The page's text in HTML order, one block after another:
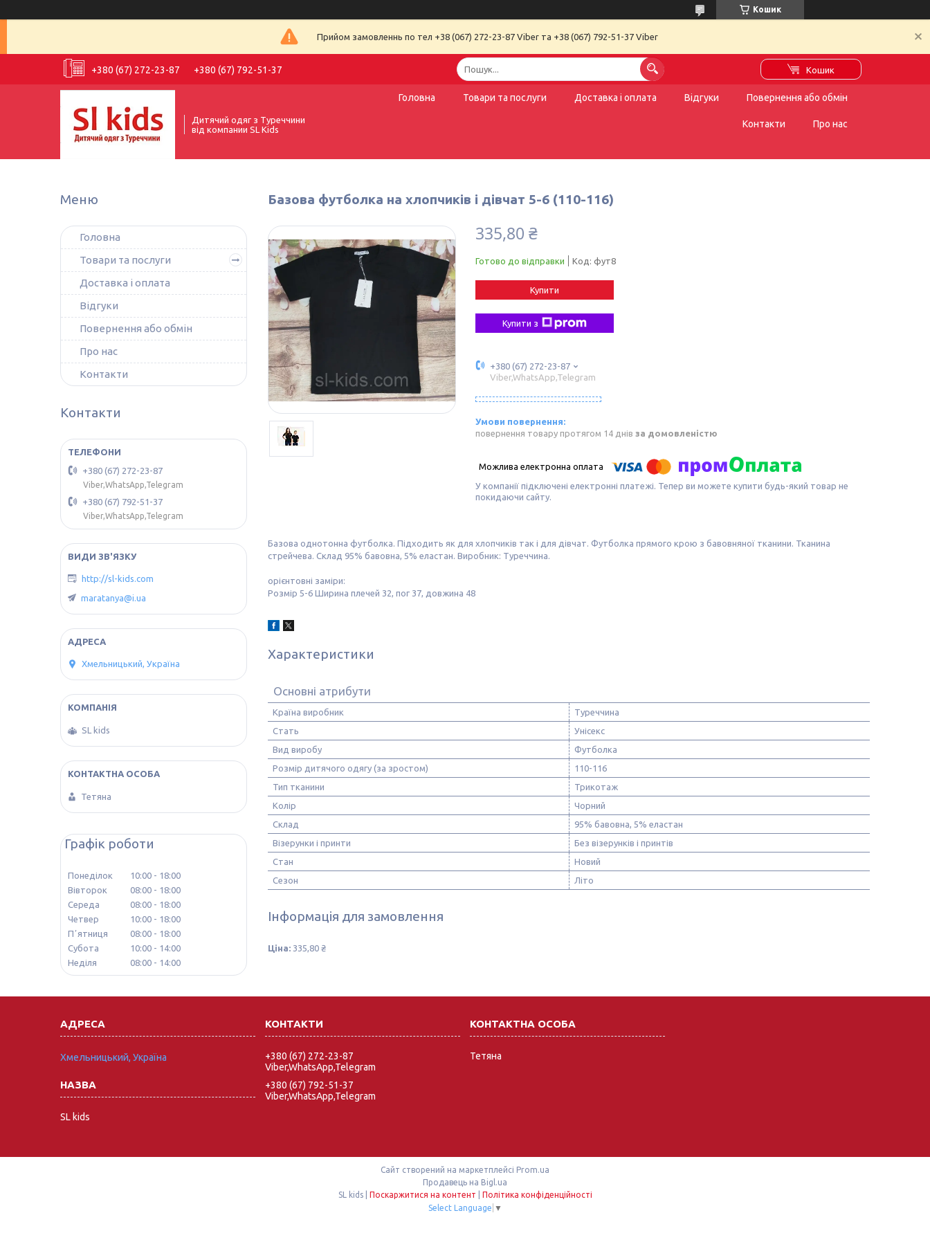
Кошик
Прийом замовленнь по тел +38 (067) 272-23-87 Viber та +38 (067) 792-51-37 Viber
+380 (67) 272-23-87 +380 (67) 792-51-37 Кошик
Дитячий одяг з Туреччини
від компании SL Kids
Головна Товари та послуги Доставка і оплата Відгуки Повернення або обмін
Контакти Про нас
Базова футболка на хлопчиків і дівчат 5-6 (110-116)
335,80 ₴
Готово до відправки Код: фут8
Купити
Купити з
+380 (67) 272-23-87
Viber,WhatsApp,Telegram
повернення товару протягом 14 днів за домовленістю
У компанії підключені електронні платежі. Тепер ви можете купити будь-який товар не
покидаючи сайту.
Базова однотонна футболка. Підходить як для хлопчиків так і для дівчат. Футболка прямого крою з бавовняної тканини. Тканина
стрейчева. Склад 95% бавовна, 5% еластан. Виробник: Туреччина.
орієнтовні заміри:
Розмір 5-6 Ширина плечей 32, пог 37, довжина 48
Характеристики
Основні атрибути
Країна виробник
Туреччина
Стать
Унісекс
Вид виробу
Футболка
Розмір дитячого одягу (за зростом)
110-116
Тип тканини
Трикотаж
Колір
Чорний
Склад
95% бавовна, 5% еластан
Візерунки і принти
Без візерунків і принтів
Стан
Новий
Сезон
Літо
Інформація для замовлення
Ціна: 335,80 ₴
Головна
Товари та послуги
Доставка і оплата
Відгуки
Повернення або обмін
Про нас
Контакти
Контакти
+380 (67) 272-23-87
Viber,WhatsApp,Telegram
+380 (67) 792-51-37
Viber,WhatsApp,Telegram
http://sl-kids.com
maratanya@i.ua
Хмельницький, Україна
SL kids
Тетяна
Графік роботи
Понеділок 10:00
18:00
Вівторок
08:00
18:00
Середа
08:00
18:00
Четвер
10:00
18:00
Пʼятниця
08:00
18:00
Субота
10:00
14:00
Неділя
08:00 14:00
Хмельницький, Україна
SL kids
+380 (67) 272-23-87
Viber,WhatsApp,Telegram
+380 (67) 792-51-37
Viber,WhatsApp,Telegram
Тетяна
Сайт створений на маркетплейсі Prom.ua
Продавець на Bigl.ua
Поскаржитися на контент
Політика конфіденційності
Select Language ▼